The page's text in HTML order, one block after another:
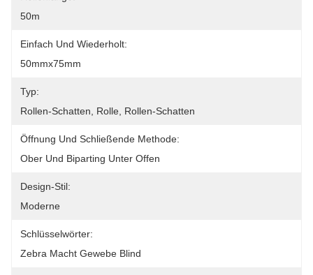
50m
Einfach Und Wiederholt:
50mmx75mm
Typ:
Rollen-Schatten, Rolle, Rollen-Schatten
Öffnung Und Schließende Methode:
Ober Und Biparting Unter Offen
Design-Stil:
Moderne
Schlüsselwörter:
Zebra Macht Gewebe Blind